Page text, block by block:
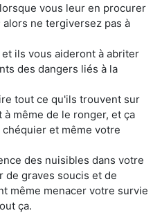
vous leur en procurer
ne tergiversez pas à
ils vous aideront à abriter
des dangers liés à la
tout ce qu'ils trouvent sur
même de le ronger, et ça
et même votre
des nuisibles dans votre
de graves soucis et de
même menacer votre survie
ça.